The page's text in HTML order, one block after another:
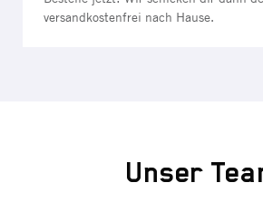
versandkostenfrei nach Hause.
Unser